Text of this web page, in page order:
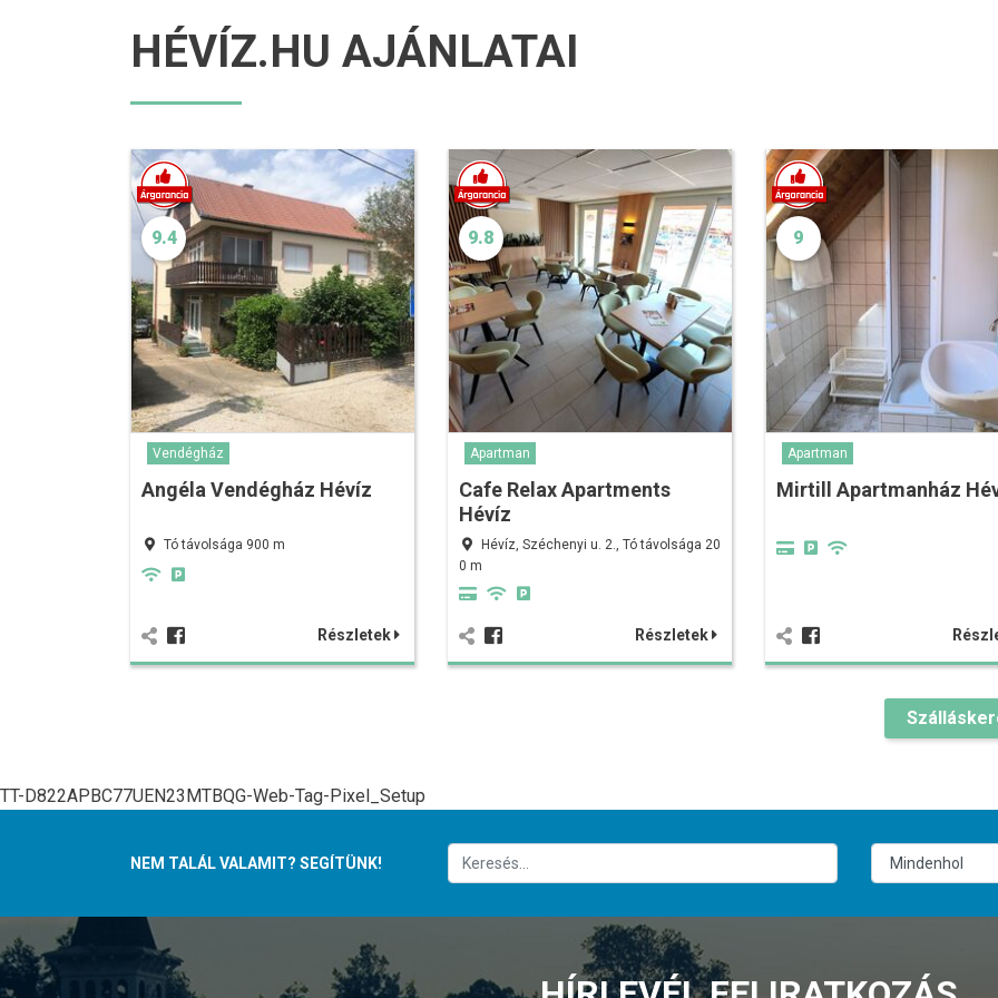
HÉVÍZ.HU AJÁNLATAI
9.4
Vendégház
Angéla Vendégház Hévíz
Tó távolsága 900 m
Részletek
9.8
Apartman
Cafe Relax Apartments
Hévíz
Hévíz, Széchenyi u. 2., Tó távolsága 20
0 m
Részletek
9
Apartman
Mirtill Apartmanház
TT-D822APBC77UEN23MTBQG-Web-Tag-Pixel_Setup
NEM TALÁL VALAMIT? SEGÍTÜNK!